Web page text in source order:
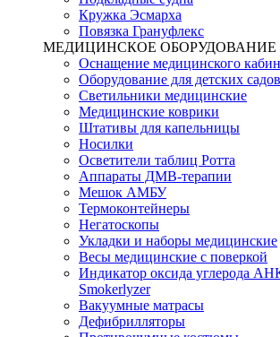
Кружка Эсмарха
Повязка Грануфлекс
МЕДИЦИНСКОЕ ОБОРУДОВАНИЕ
Оснащение медицинского
Оборудование для детских садов
Светильники медицинские
Медицинские коврики
Штативы для капельницы
Носилки
Осветители таблиц Ротта
Аппараты ДМВ-терапии
Мешок АМБУ
Термоконтейнеры
Негатоскопы
Укладки и наборы медицинские
Весы медицинские с поверкой
Индикатор оксида углерода
Smokerlyzer
Вакуумные матрасы
Дефибрилляторы